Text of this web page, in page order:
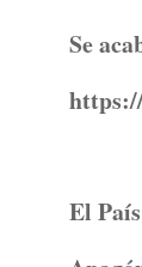
Se
El País